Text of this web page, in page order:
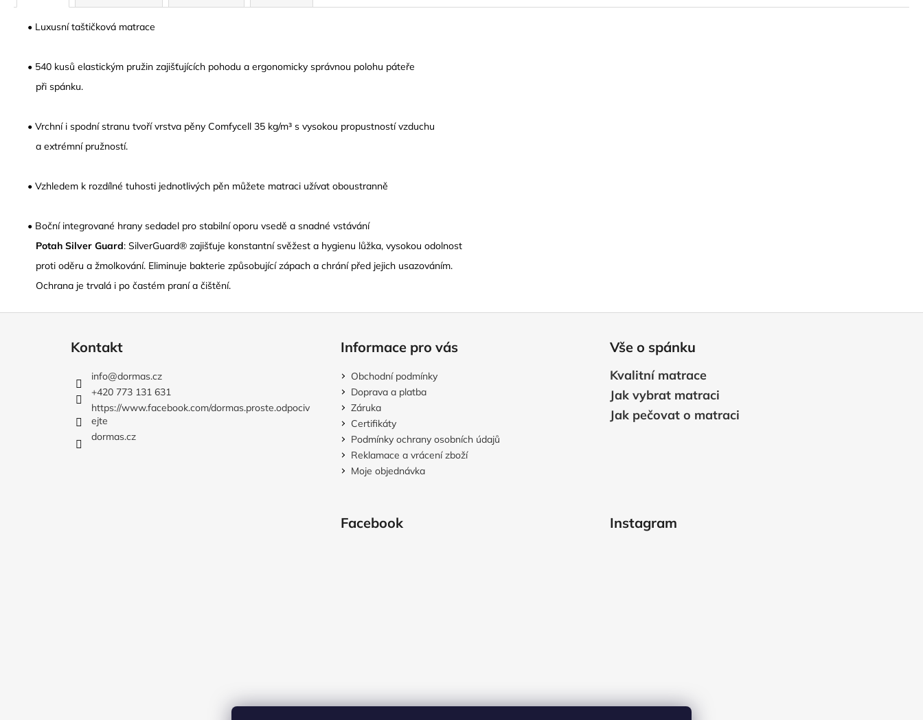
• Luxusní taštičková matrace
• 540 kusů elastickým pružin zajišťujících pohodu a ergonomicky správnou polohu páteře
při spánku.
• Vrchní i spodní stranu tvoří vrstva pěny Comfycell 35 kg/m³ s vysokou propustností vzduchu
a extrémní pružností.
• Vzhledem k rozdílné tuhosti jednotlivých pěn můžete matraci užívat oboustranně
• Boční integrované hrany sedadel pro stabilní oporu vsedě a snadné vstávání
Potah Silver Guard: SilverGuard® zajišťuje konstantní svěžest a hygienu lůžka, vysokou odolnost
proti oděru a žmolkování. Eliminuje bakterie způsobující zápach a chrání před jejich usazováním.
Ochrana je trvalá i po častém praní a čištění.
Kontakt
info@dormas.cz
+420 773 131 631
https://www.facebook.com/dormas.proste.odpociv
ejte
dormas.cz
Informace pro vás
Obchodní podmínky
Doprava a platba
Záruka
Certifikáty
Podmínky ochrany osobních údajů
Reklamace a vrácení zboží
Moje objednávka
Vše o spánku
Kvalitní matrace
Jak vybrat matraci
Jak pečovat o matraci
Facebook Instagram